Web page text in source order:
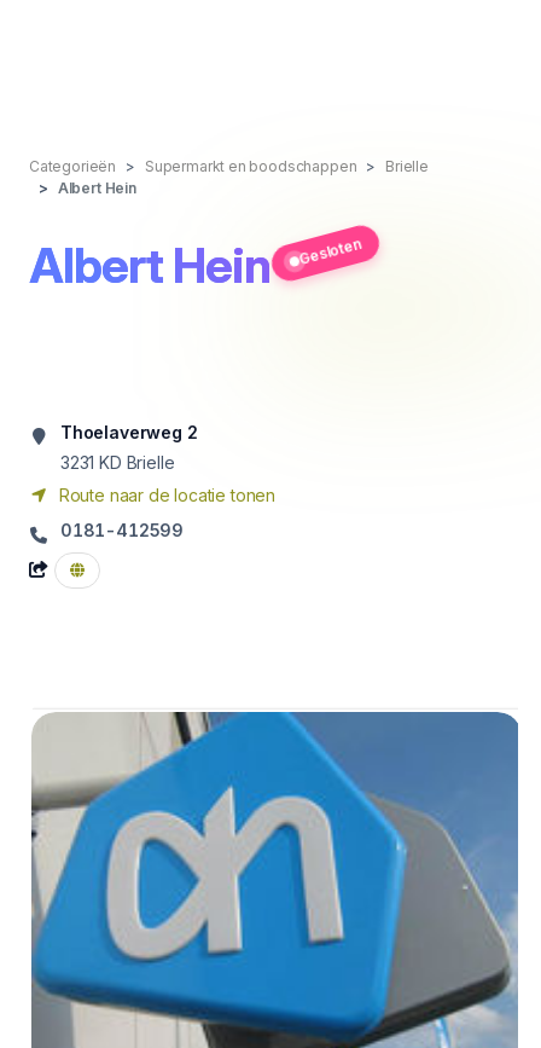
Categorieën Supermarkt en boodschappen
Brielle
Albert Hein
Albert Hein Gesloten
Thoelaverweg 2
3231 KD Brielle
Route naar de locatie tonen
0181-412599